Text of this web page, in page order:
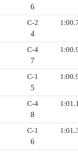
6
C-2
4
C-4
7
C-1
5
C-4
8
C-1
6